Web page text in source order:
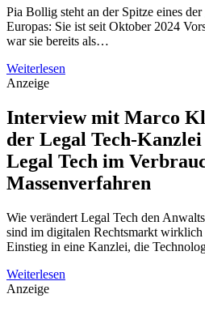
Pia Bollig steht an der Spitze eines
Europas: Sie ist seit Oktober 2024
war sie bereits als…
Weiterlesen
Anzeige
Interview mit Marco
der Legal Tech-
Legal Tech im
Massenverfahren
Wie verändert Legal Tech den
sind im digitalen Rechtsmarkt
Einstieg in eine Kanzlei, die
Weiterlesen
Anzeige